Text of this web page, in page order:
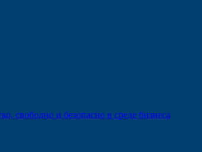
свободно и безопасно в среде бизнеса